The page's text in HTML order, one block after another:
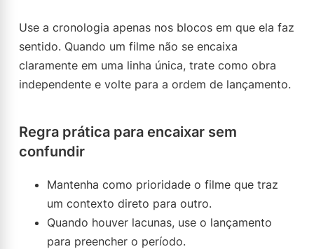
Use a cronologia apenas nos blocos em que ela faz
sentido. Quando um filme não se encaixa
claramente em uma linha única, trate como obra
independente e volte para a ordem de lançamento.
Regra prática para encaixar sem
confundir
Mantenha como prioridade o filme que traz
um contexto direto para outro.
Quando houver lacunas, use o lançamento
para preencher o período.